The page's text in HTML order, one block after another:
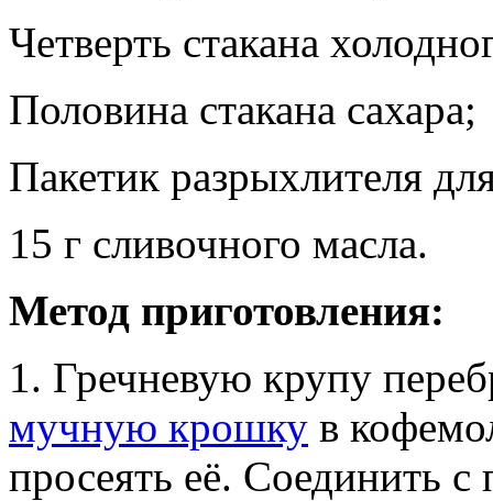
Четверть стакана
Половина стакана сахара;
Пакетик разрыхлителя
15 г сливочного масла.
Метод приготовления:
1. Гречневую крупу
мучную крошку в
просеять её. Соединить